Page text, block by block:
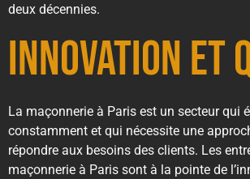
deux décennies.
Innovation et
La maçonnerie à Paris est un secteur qui
constamment et qui nécessite une
répondre aux besoins des clients. Les
maçonnerie à Paris sont à la pointe de